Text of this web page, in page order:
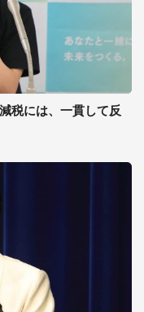
税には、一貫して反